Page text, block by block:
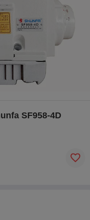
SF958-4D